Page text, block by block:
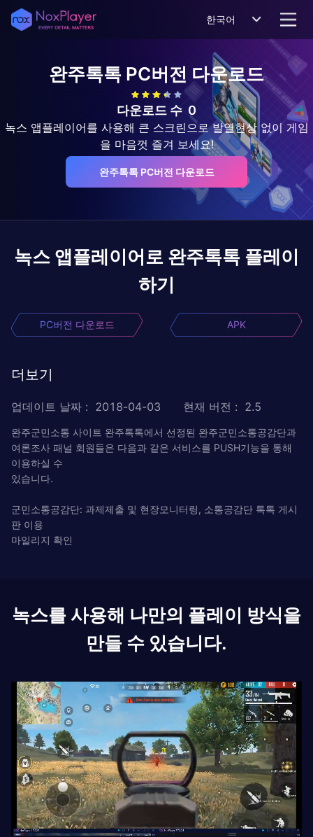
한국어
완주톡톡 PC버전 다운로드
다운로드 수 0
녹스 앱플레이어를 사용해 큰 스크린으로 발열현상 없이 게임
을 마음껏 즐겨 보세요!
완주톡톡 PC버전 다운로드
녹스 앱플레이어로 완주톡톡 플레이
하기
PC버전 다운로드 APK
더보기
업데이트 날짜 : 2018-04-03 현재 버전 : 2.5
완주군민소통 사이트 완주톡톡에서 선정된 완주군민소통공감단과
여론조사 패널 회원들은 다음과 같은 서비스를 PUSH기능을 통해
이용하실 수
있습니다.
군민소통공감단: 과제제출 및 현장모니터링, 소통공감단 톡톡 게시
판 이용
마일리지 확인
녹스를 사용해 나만의 플레이 방식을
만들 수 있습니다.